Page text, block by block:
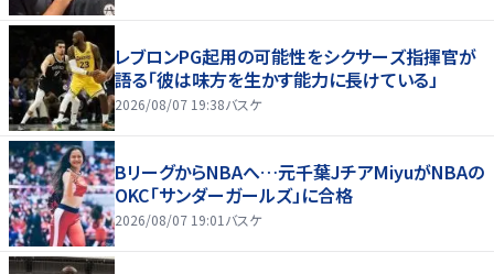
レブロンPG起用の可能性をシクサーズ指揮官が
語る「彼は味方を生かす能力に長けている」
2026/08/07 19:38バスケ
BリーグからNBAへ…元千葉JチアMiyuがNBAの
OKC「サンダーガールズ」に合格
2026/08/07 19:01 バスケ